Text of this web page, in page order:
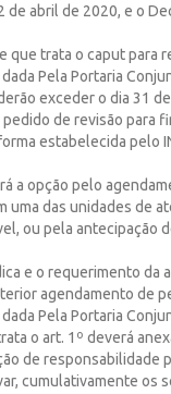
de abril de 2020, e o
que trata o caput para
Pela Portaria
exceder o dia 31
de revisão para
estabelecida pelo
a opção pelo
das unidades de
ou pela antecipação
e o requerimento da
agendamento de
Pela Portaria
o art. 1º deverá
de responsabilidade
cumulativamente os